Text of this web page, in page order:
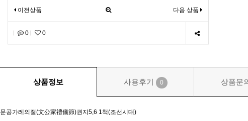
이전상품 다음 상품
0 0
상품정보 사용후기 0 상품문
문공가례의절(文公家禮儀節)권지5,6 1책(조선시대)